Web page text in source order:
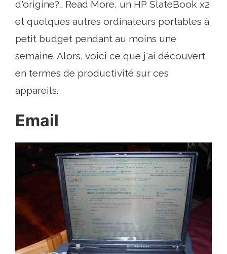
d'origine?… Read More, un HP SlateBook x2
et quelques autres ordinateurs portables à
petit budget pendant au moins une
semaine. Alors, voici ce que j'ai découvert
en termes de productivité sur ces
appareils.
Email